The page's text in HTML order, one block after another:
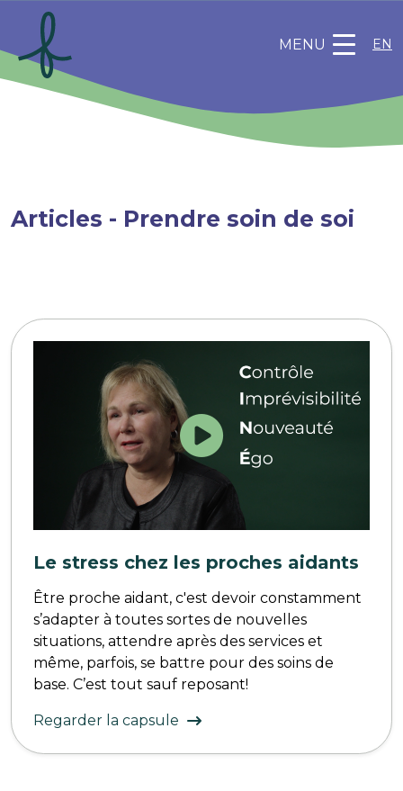
MENU EN
Articles - Prendre soin de soi
Le stress chez les proches aidants
Être proche aidant, c'est devoir constamment
s’adapter à toutes sortes de nouvelles
situations, attendre après des services et
même, parfois, se battre pour des soins de
base. C’est tout sauf reposant!
Regarder la capsule